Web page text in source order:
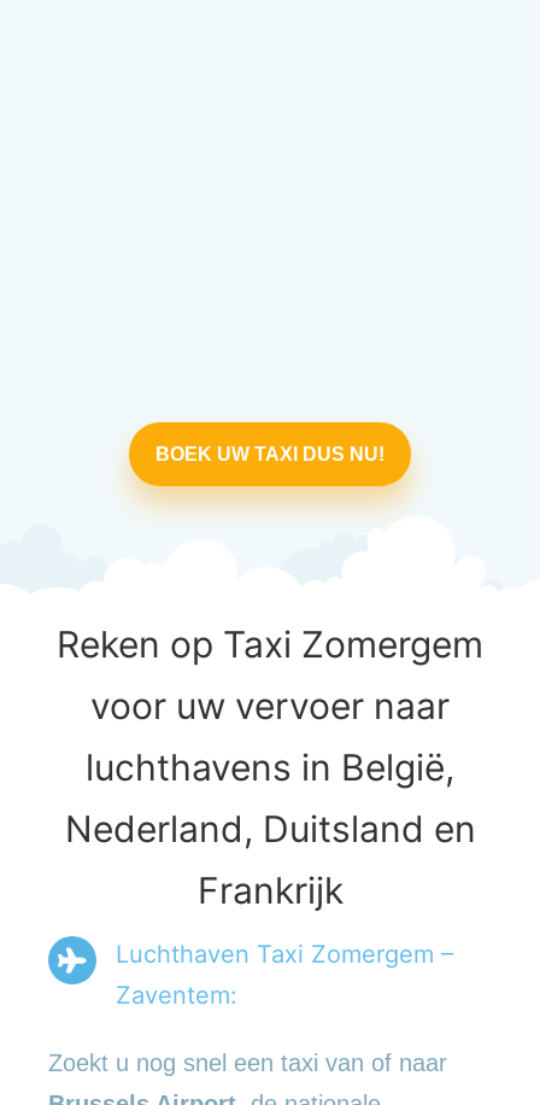
BOEK UW TAXI DUS NU!
Reken op Taxi Zomergem
voor uw vervoer naar
luchthavens in België,
Nederland, Duitsland en
Frankrijk
Luchthaven Taxi Zomergem –
Zaventem:
Zoekt u nog snel een taxi van of naar